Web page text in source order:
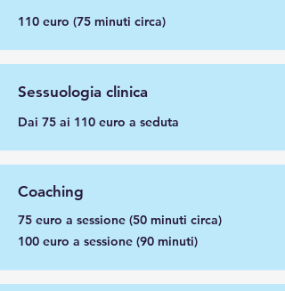
110 euro (75 minuti circa)
Sessuologia clinica
Dai 75 ai 110 euro a seduta
Coaching
75 euro a sessione (50 minuti circa)
100 euro a sessione (90 minuti)